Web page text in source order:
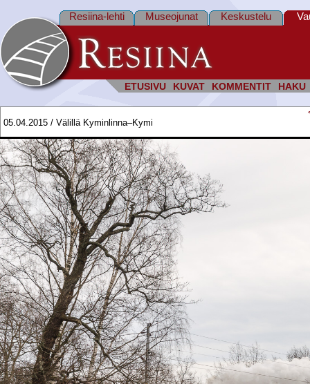
ETUSIVU KUVAT KOMMENTIT HAKU
Resiina-lehti Museojunat Keskustelu
05.04.2015 / Välillä Kyminlinna–Kymi